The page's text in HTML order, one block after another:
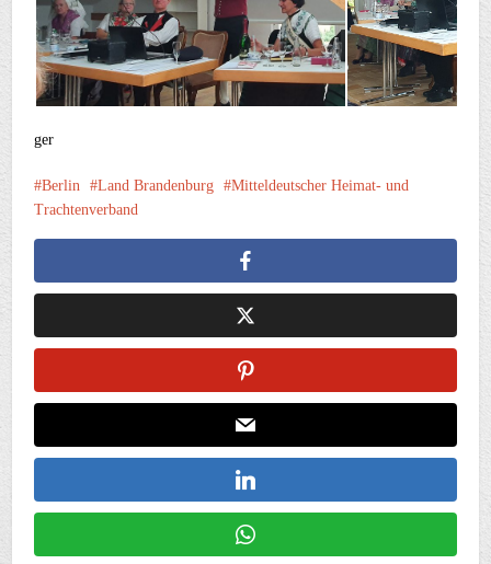
ger
Berlin Land Brandenburg
Mitteldeutscher Heimat- und
Trachtenverband